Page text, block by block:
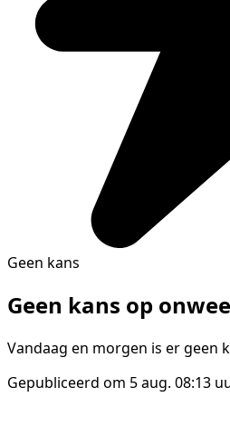
Geen kans
Geen kans op
Vandaag en morgen is er geen
Gepubliceerd om 5 aug. 08:13